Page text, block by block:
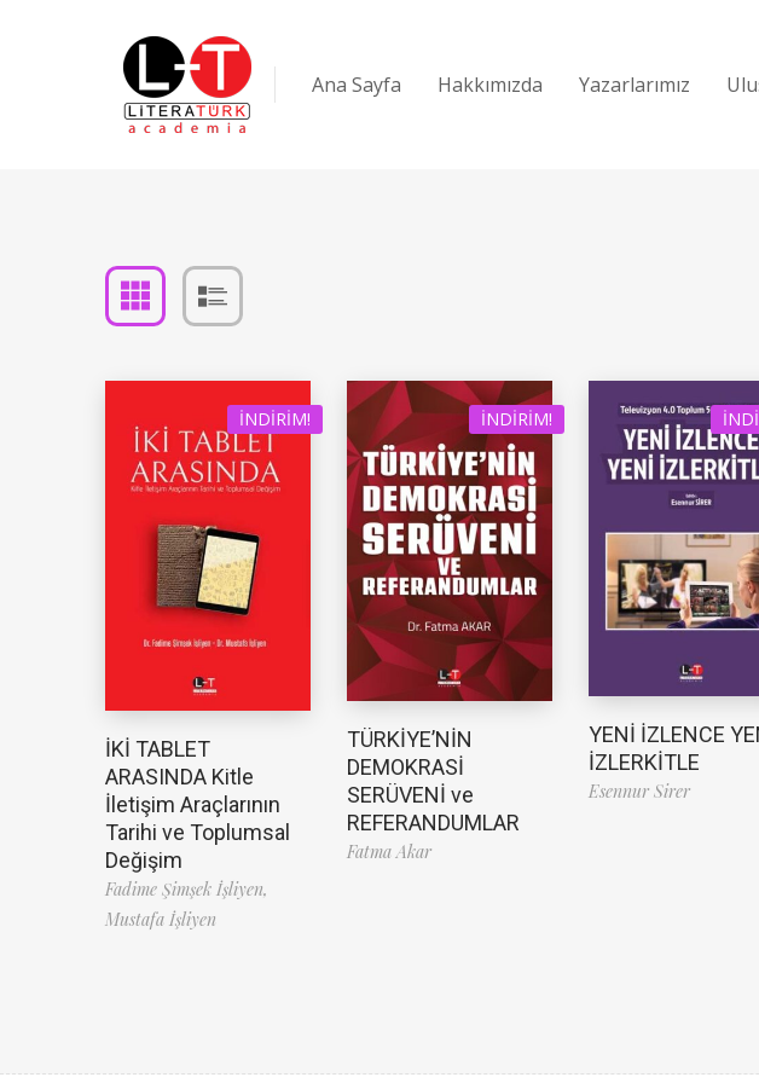
Ana Sayfa Hakkımızda Yazarlarımız
İNDIRIM!
İKİ TABLET
ARASINDA Kitle
İletişim Araçlarının
Tarihi ve Toplumsal
Değişim
Fadime Şimşek İşliyen,
Mustafa İşliyen
İNDIRIM!
TÜRKİYE’NİN
DEMOKRASİ
SERÜVENİ ve
REFERANDUMLAR
Fatma Akar
YENİ İZLENCE
İZLERKİTLE
Esennur Sirer